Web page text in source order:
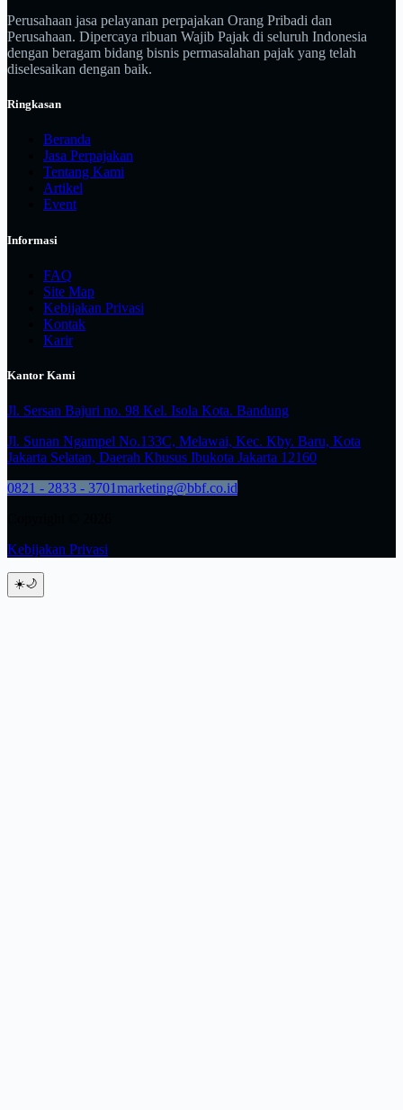
Perusahaan jasa pelayanan perpajakan Orang Pribadi dan
Perusahaan. Dipercaya ribuan Wajib Pajak di seluruh Indonesia
dengan beragam bidang bisnis permasalahan pajak yang telah
diselesaikan dengan baik.
Ringkasan
Beranda
Jasa Perpajakan
Tentang Kami
Artikel
Event
Informasi
FAQ
Site Map
Kebijakan Privasi
Kontak
Karir
Kantor Kami
Jl. Sersan Bajuri no. 98 Kel. Isola Kota. Bandung
Jl. Sunan Ngampel No.133C, Melawai, Kec. Kby. Baru, Kota
Jakarta Selatan, Daerah Khusus Ibukota Jakarta 12160
0821 - 2833 - 3701marketing@bbf.co.id
Kebijakan Privasi
☀️🌙